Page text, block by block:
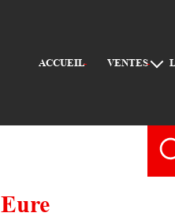
ACCUEIL VENTES
Eure